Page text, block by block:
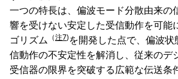
一つの特長は、偏波モード分散由来の
響を受けない安定した受信動作を可能
ゴリズム （注7)を開発した点で、偏波
信動作の不安定性を解消し、従来のデ
受信器の限界を突破する広範な伝送条